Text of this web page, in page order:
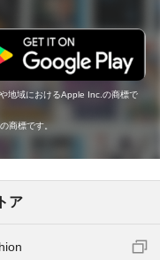
地域におけるApple Inc.の商標で
商標です。
ア